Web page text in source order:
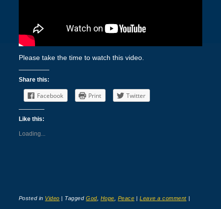
Please take the time to watch this video.
Share this:
Facebook Print Twitter
Like this:
Loading...
Posted in Video | TaggedGod, Hope Peace |Leave a comment |